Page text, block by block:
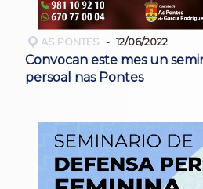
AS PONTES 12/06/2022
Convocan este mes un
persoal nas Pontes